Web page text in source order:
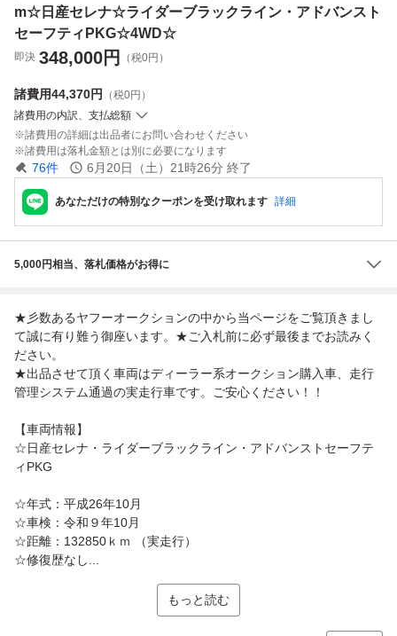
馬県前橋市より
m☆日産セレナ☆ライダーブラックライン・アドバンスト
セーフティPKG☆4WD☆
即決 348,000円 （税0円）
諸費用44,370円
（税0円）
諸費用の内訳、支払総額
諸費用の詳細は出品者にお問い合わせください
諸費用は落札金額とは別に必要になります
76件 6月20日（土）21時26分 終了
あなただけの特別なクーポンを受け取れます 詳細
5,000円相当、落札価格がお得に
★彡数あるヤフーオークションの中から当ページをご覧頂きまし
て誠に有り難う御座います。★ご入札前に必ず最後までお読みく
ださい。
★出品させて頂く車両はディーラー系オークション購入車、走行
管理システム通過の実走行車です。ご安心ください！！
【車両情報】
☆日産セレナ・ライダーブラックライン・アドバンストセーフテ
ィPKG
☆年式：平成26年10月
☆車検：令和９年10月
☆距離：132850ｋｍ （実走行）
☆修復歴なし...
もっと読む